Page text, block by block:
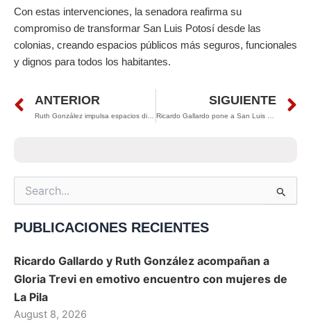
Con estas intervenciones, la senadora reafirma su
compromiso de transformar San Luis Potosí desde las
colonias, creando espacios públicos más seguros, funcionales
y dignos para todos los habitantes.
Prev
ANTERIOR SIGUIENTE
Search
for:
PUBLICACIONES RECIENTES
Ricardo Gallardo y Ruth González acompañan a
Gloria Trevi en emotivo encuentro con mujeres de
La Pila
August 8, 2026